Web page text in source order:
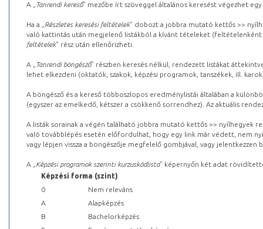
A „ Tanrendi kereső” mezőbe írt szöveggel általános keresést végezhet
Ha a „ Részletes keresési feltételek” dobozt a jobbra mutató kettős >>
való kattintás után megjelenő listákból a kívánt tételeket (feltételenként
feltételek” rész után ellenőrizheti.
A „ Tanrendi böngésző” részben keresés nélkül, rendezett listákat
lehet elkezdeni (oktatók, szakok, képzési programok, tanszékek, ill.
A böngésző és a kereső többoszlopos eredménylistái általában a
(egyszer az emelkedő, kétszer a csökkenő sorrendhez). Az aktuális
A listák sorainak a végén található jobbra mutató kettős >> nyílhegyek
való továbblépés esetén előfordulhat, hogy egy link már védett, nem
vagy lépjen vissza a böngészője megfelelő gombjával, vagy
A „ Képzési programok szerinti kurzuskódlista” képernyőn két adat
Képzési forma (szint)
0
Nem releváns
A
Alapképzés
B
Bachelorképzés